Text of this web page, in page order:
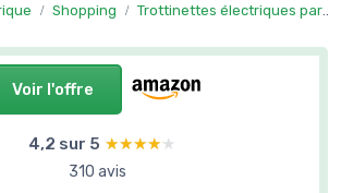
Shopping Trottinettes électriques par usage
Voir l'offre
4,2 sur 5 ★★★★★
★★★★★
310 avis